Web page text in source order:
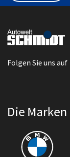
Folgen Sie uns auf
Die